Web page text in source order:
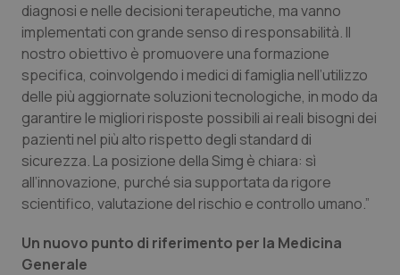
Psoriasi & pelle
Quotidiano Cardiologia
Quotidiano Chirurgia
Quotidiano Oncologia
Quotidiano Pediatria
Rene & patologie urogenitali
diagnosi e nelle decisioni terapeutiche, ma vanno
implementati con grande senso di responsabilità. Il
nostro obiettivo è promuovere una formazione
specifica, coinvolgendo i medici di famiglia nell’utilizzo
delle più aggiornate soluzioni tecnologiche, in modo da
garantire le migliori risposte possibili ai reali bisogni dei
pazienti nel più alto rispetto degli standard di
sicurezza. La posizione della Simg è chiara: sì
all’innovazione, purché sia supportata da rigore
scientifico, valutazione del rischio e controllo umano.”
Un nuovo punto di riferimento per la Medicina
Generale